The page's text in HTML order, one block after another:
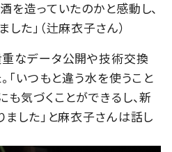
を造っていたのかと感動し、
た」（辻麻衣子さん）
なデータ公開や技術交換
「いつもと違う水を使うこと
気づくことができるし、新
ました」と麻衣子さんは話し